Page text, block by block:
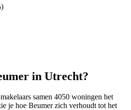
in Utrecht?
samen 4050 woningen het
je hoe Beumer zich verhoudt tot het